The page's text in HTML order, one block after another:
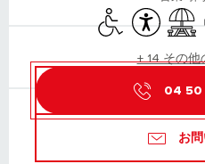
Disabled access
Accessibility
Picnic
+ 14 その他
04
お